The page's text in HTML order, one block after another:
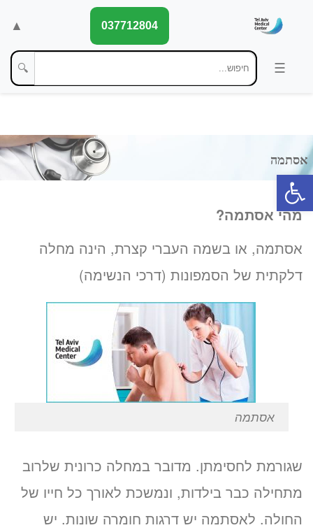
פתח סרגל נגישות
▲ 037712804
🔍
מהי אסתמה?
אסתמה, או בשמה העברי קצרת, הינה מחלה
דלקתית של הסמפונות (דרכי הנשימה)
אסתמה
שגורמת לחסימתן. מדובר במחלה כרונית שלרוב
מתחילה כבר בילדות, ונמשכת לאורך כל חייו של
החולה. לאסתמה יש דרגות חומרה שונות. יש